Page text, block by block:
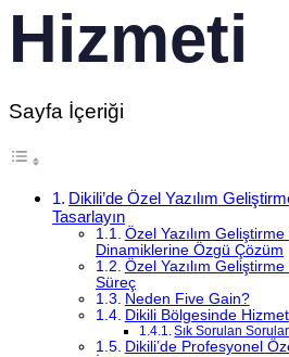
Hizmeti
Sayfa İçeriği
Dikili’de Özel Yazılım
Tasarlayın
Özel Yazılım
Dinamiklerine Özgü Çözüm
Özel Yazılım
Süreç
Neden Five Gain?
Dikili Bölgesinde Hizmet
Sık Sorulan Sorular
Dikili’de Profesyonel